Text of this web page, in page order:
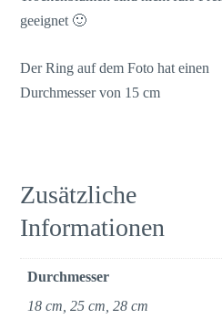
geeignet 🙂
Der Ring auf dem Foto hat einen
Durchmesser von 15 cm
Zusätzliche
Informationen
Durchmesser
18 cm, 25 cm, 28 cm